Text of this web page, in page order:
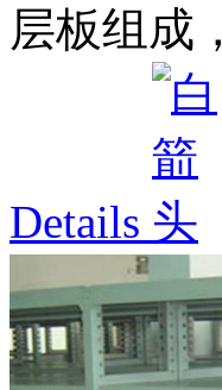
层板组成
Details